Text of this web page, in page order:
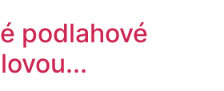
podlahové